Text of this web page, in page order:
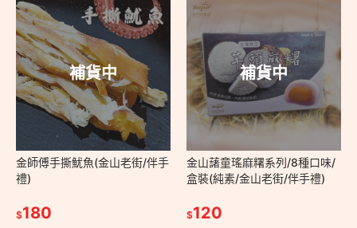
補貨中
金師傅手撕魷魚(金山老街/伴手
禮)
$180
補貨中
金山藷童瑤麻糬系列/8種口味/
盒裝(純素/金山老街/伴手禮)
$120